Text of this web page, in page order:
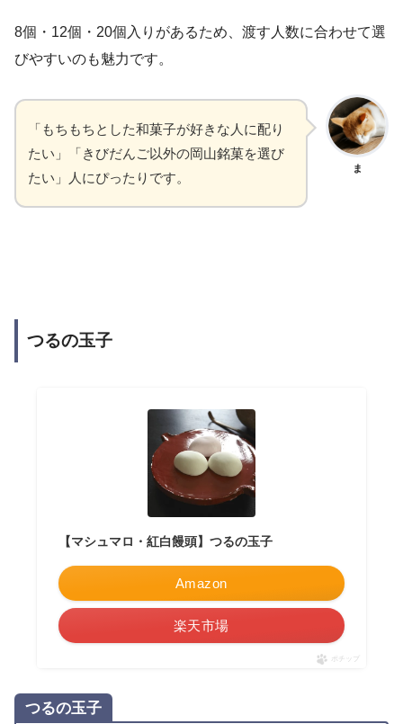
8個・12個・20個入りがあるため、渡す人数に合わせて選
びやすいのも魅力です。
ま
「もちもちとした和菓子が好きな人に配り
たい」「きびだんご以外の岡山銘菓を選び
たい」人にぴったりです。
つるの玉子
【マシュマロ・紅白饅頭】つるの玉子
Amazon
楽天市場
ポチップ
つるの玉子